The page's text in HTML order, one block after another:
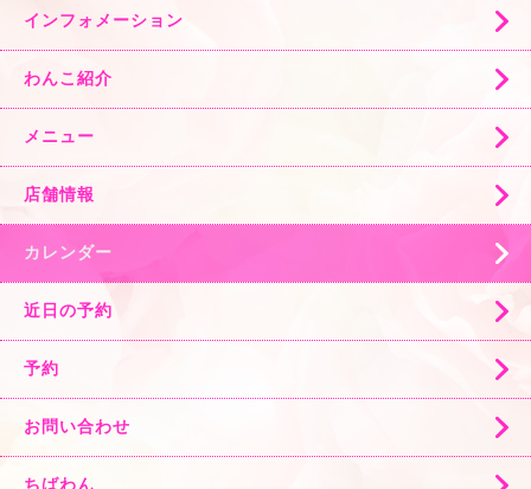
インフォメーション
わんこ紹介
メニュー
店舗情報
カレンダー
近日の予約
予約
お問い合わせ
ちばわん